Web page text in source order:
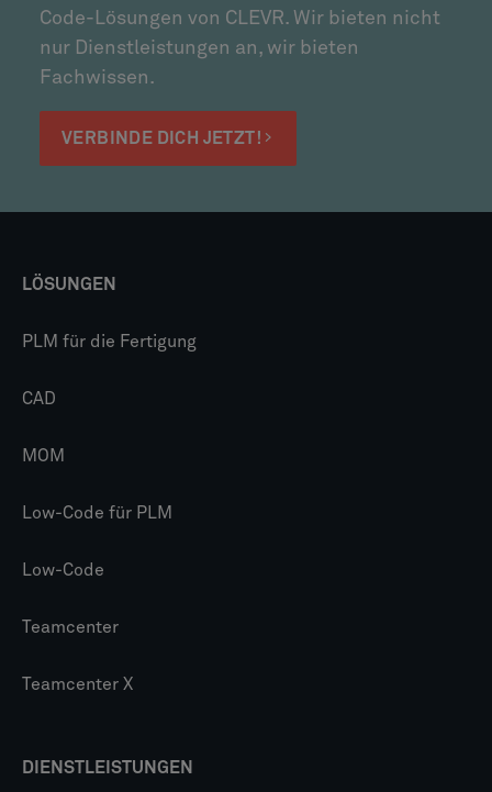
Code-Lösungen von CLEVR. Wir bieten nicht
nur Dienstleistungen an, wir bieten
Fachwissen.
VERBINDE DICH JETZT!
LÖSUNGEN
PLM für die Fertigung
CAD
MOM
Low-Code für PLM
Low-Code
Teamcenter
Teamcenter X
DIENSTLEISTUNGEN